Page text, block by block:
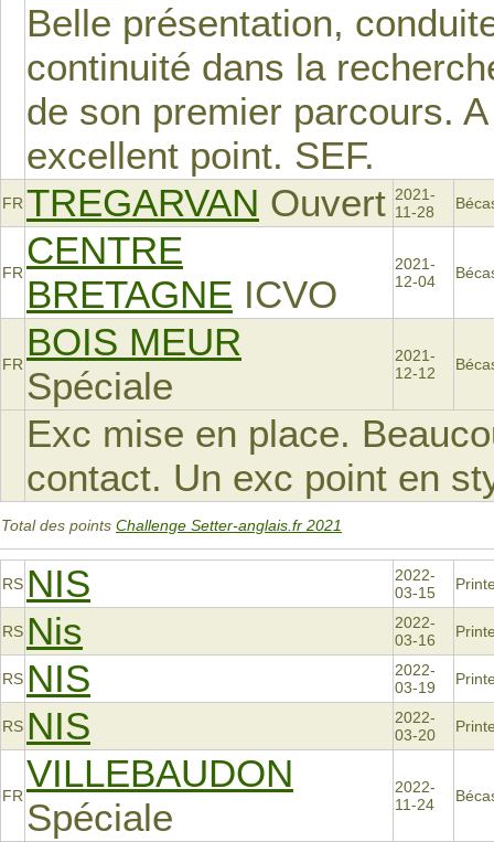
Belle présentation,
continuité dans la
de son premier parcours.
excellent point. SEF.
FRTREGARVAN Ouvert 2021-
11-28
FR
CENTRE
BRETAGNE ICVO
2021-
12-04
FR
BOIS MEUR
Spéciale
2021-
12-12
Exc mise en place.
contact. Un exc point en
Total des points Challenge Setter-anglais.fr 2021
RS NIS
2022-
03-15
RS Nis
2022-
03-16
RS NIS
2022-
03-19
RS NIS
2022-
03-20
FR
VILLEBAUDON
Spéciale
2022-
11-24